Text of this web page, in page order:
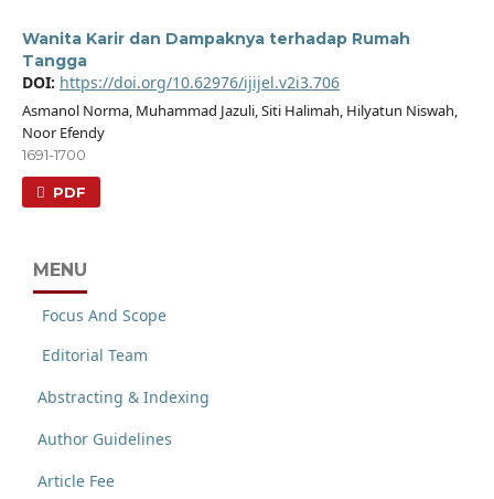
Wanita Karir dan Dampaknya terhadap Rumah
Tangga
DOI: https://doi.org/10.62976/ijijel.v2i3.706
Asmanol Norma, Muhammad Jazuli, Siti Halimah, Hilyatun Niswah,
Noor Efendy
1691-1700
PDF
MENU
Focus And Scope
Editorial Team
Abstracting & Indexing
Author Guidelines
Article Fee